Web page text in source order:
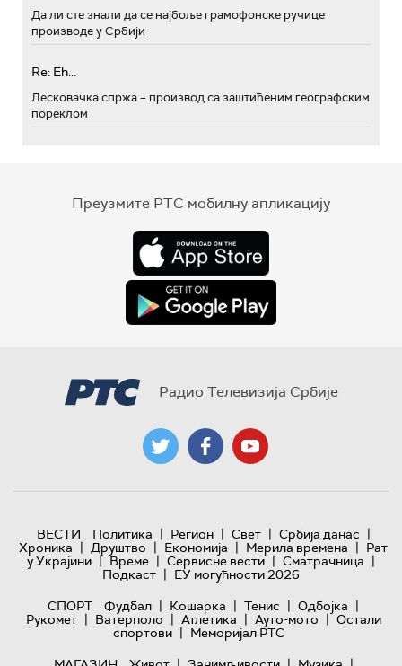
Да ли сте знали да се најбоље грамофонске ручице
производе у Србији
Re: Eh...
Лесковачка спржа – производ са заштићеним географским
пореклом
Преузмите РТС мобилну апликацију
Радио Телевизија Србије
ВЕСТИ Политика | Регион | Свет | Србија данас |
Хроника | Друштво | Економија | Мерила времена | Рат
у Украјини | Време | Сервисне вести | Сматрачница |
Подкаст | ЕУ могућности 2026
СПОРТ
Фудбал | Кошарка | Тенис | Одбојка |
Рукомет | Ватерполо | Атлетика | Ауто-мото | Остали
спортови | Меморијал РТС